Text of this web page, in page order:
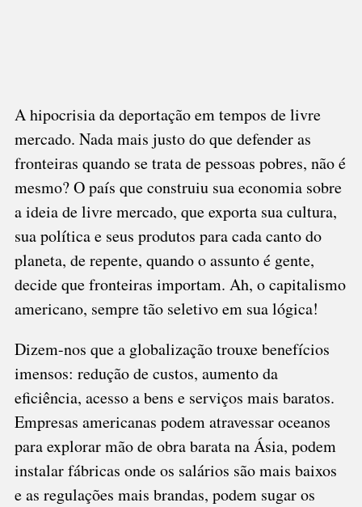
A hipocrisia da deportação em tempos de livre
mercado. Nada mais justo do que defender as
fronteiras quando se trata de pessoas pobres, não é
mesmo? O país que construiu sua economia sobre
a ideia de livre mercado, que exporta sua cultura,
sua política e seus produtos para cada canto do
planeta, de repente, quando o assunto é gente,
decide que fronteiras importam. Ah, o capitalismo
americano, sempre tão seletivo em sua lógica!
Dizem-nos que a globalização trouxe benefícios
imensos: redução de custos, aumento da
eficiência, acesso a bens e serviços mais baratos.
Empresas americanas podem atravessar oceanos
para explorar mão de obra barata na Ásia, podem
instalar fábricas onde os salários são mais baixos
e as regulações mais brandas, podem sugar os